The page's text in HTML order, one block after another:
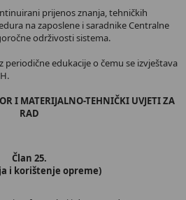
prijenos znanja, tehničkih
na zaposlene i saradnike Centralne
održivosti sistema.
periodične edukacije o čemu se izvještava
I MATERIJALNO-TEHNIČKI UVJETI ZA
RAD
Član 25.
i korištenje opreme)